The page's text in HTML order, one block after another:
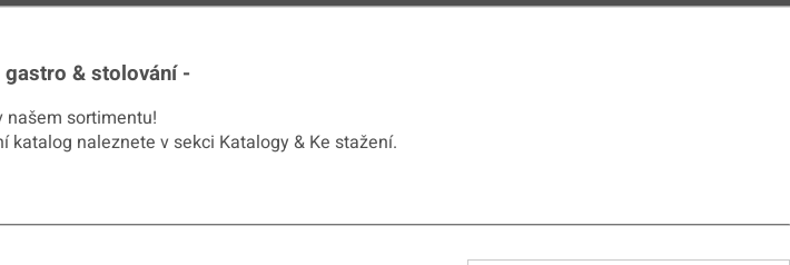
gastro & stolování -
našem sortimentu!
katalog naleznete v sekci Katalogy & Ke stažení.